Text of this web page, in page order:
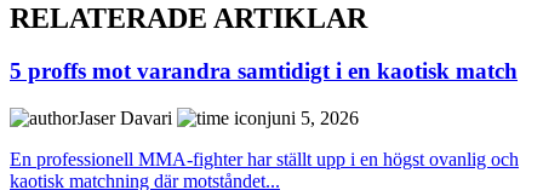
RELATERADE ARTIKLAR
5 proffs mot varandra samtidigt i en kaotisk match
Jaser Davari
juni 5, 2026
En professionell MMA-fighter har ställt upp i en högst ovanlig och
kaotisk matchning där motståndet...